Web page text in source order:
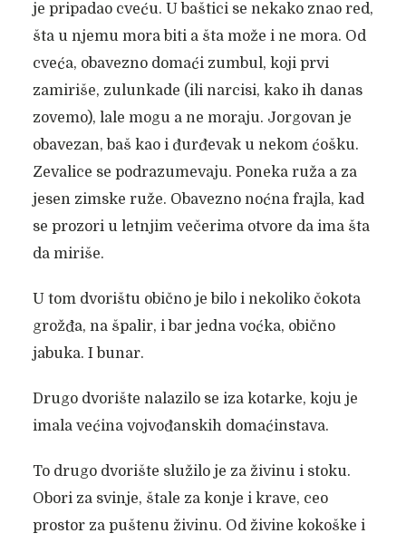
je pripadao cveću. U baštici se nekako znao red,
šta u njemu mora biti a šta može i ne mora. Od
cveća, obavezno domaći zumbul, koji prvi
zamiriše, zulunkade (ili narcisi, kako ih danas
zovemo), lale mogu a ne moraju. Jorgovan je
obavezan, baš kao i đurđevak u nekom ćošku.
Zevalice se podrazumevaju. Poneka ruža a za
jesen zimske ruže. Obavezno noćna frajla, kad
se prozori u letnjim večerima otvore da ima šta
da miriše.
U tom dvorištu obično je bilo i nekoliko čokota
grožđa, na špalir, i bar jedna voćka, obično
jabuka. I bunar.
Drugo dvorište nalazilo se iza kotarke, koju je
imala većina vojvođanskih domaćinstava.
To drugo dvorište služilo je za živinu i stoku.
Obori za svinje, štale za konje i krave, ceo
prostor za puštenu živinu. Od živine kokoške i